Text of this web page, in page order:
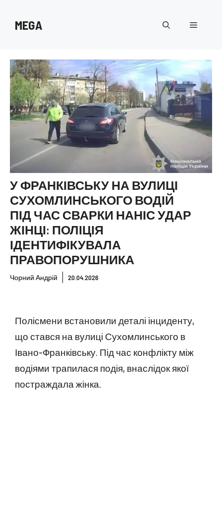
MEGA Меню
У ФРАНКІВСЬКУ НА ВУЛИЦІ
СУХОМЛИНСЬКОГО ВОДІЙ
ПІД ЧАС СВАРКИ НАНІС УДАР
ЖІНЦІ: ПОЛІЦІЯ
ІДЕНТИФІКУВАЛА
ПРАВОПОРУШНИКА
Чорний Андрій 20.04.2026
Полісмени встановили деталі інциденту,
що стався на вулиці Сухомлинського в
Івано-Франківську. Під час конфлікту між
водіями трапилася подія, внаслідок якої
постраждала жінка.